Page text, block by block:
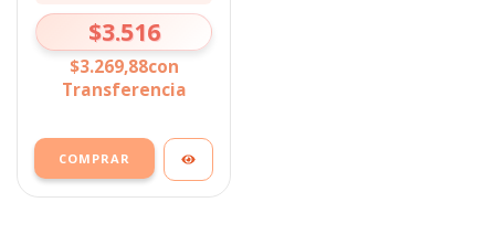
$3.516
$3.269,88con
Transferencia
COMPRAR